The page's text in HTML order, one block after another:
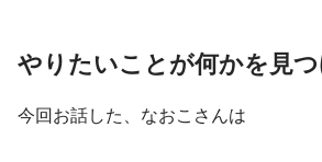
やりたいことが何かを見
今回お話した、なおこさんは